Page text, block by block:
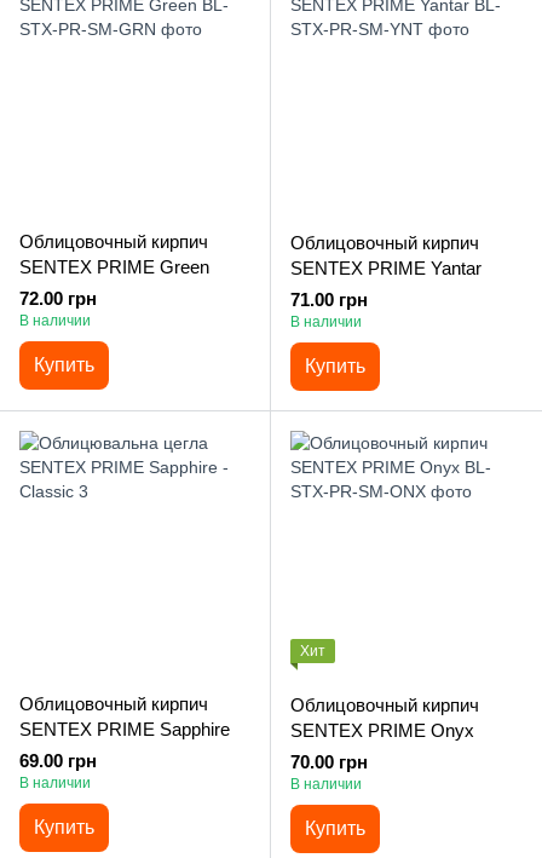
Облицовочный кирпич
SENTEX PRIME Green
72.00 грн
В наличии
Купить
Облицовочный кирпич
SENTEX PRIME Yantar
71.00 грн
В наличии
Купить
Облицовочный кирпич
SENTEX PRIME Sapphire
69.00 грн
В наличии
Купить
Хит
Облицовочный кирпич
SENTEX PRIME Onyx
70.00 грн
В наличии
Купить